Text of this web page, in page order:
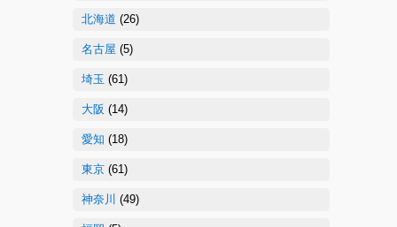
北海道 (26)
名古屋 (5)
埼玉 (61)
大阪 (14)
愛知 (18)
東京 (61)
神奈川 (49)